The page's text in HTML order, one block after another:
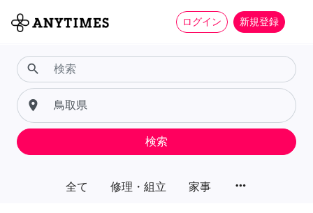
ログイン 新規登録
全て 修理・組立 家事 more_horiz
search
place
検索